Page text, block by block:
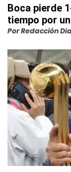
Boca pierde
tiempo por
PorRedacción